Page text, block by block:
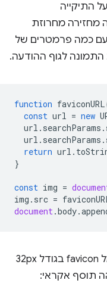
מחזירה מחרוזת
חדשה שמייצגת את כתובת ה-URL עם כמה פרמטרים של
לגוף ההודעה.
function faviconURL
const url = new
url . searchParams .
url . searchParams .
return url .
}
const img =
img . src =
document.body.
הדוגמה הזו היא כתובת URL של סמל favicon בגודל 32px
תוסף אקראי: